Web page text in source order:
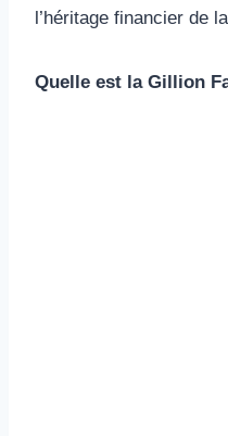
l’héritage financier de
Quelle est la Gillion